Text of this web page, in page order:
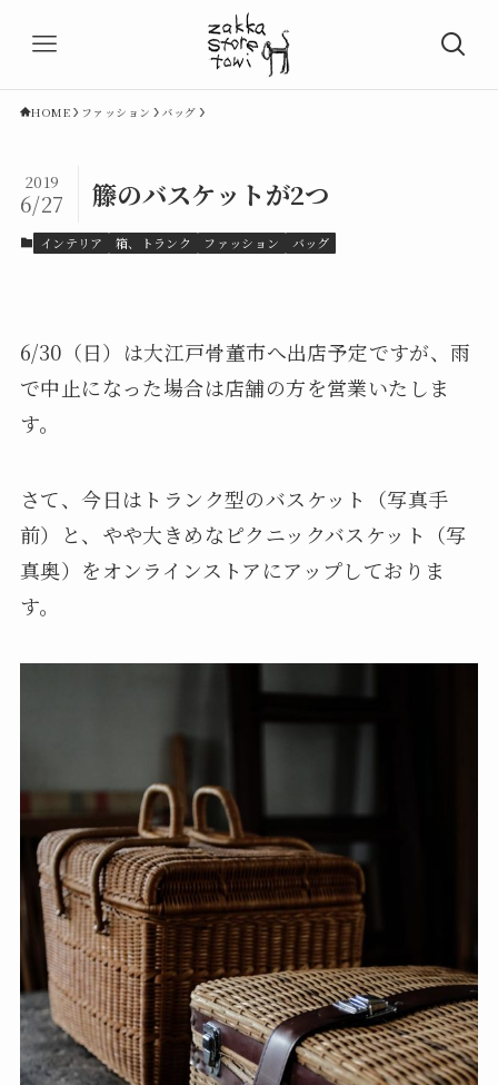
HOME ファッション バッグ
籐のバスケットが2つ
2019
6/27
インテリア 箱、トランク ファッション バッグ
6/30（日）は大江戸骨董市へ出店予定ですが、雨
で中止になった場合は店舗の方を営業いたしま
す。
さて、今日はトランク型のバスケット（写真手
前）と、やや大きめなピクニックバスケット（写
真奥）をオンラインストアにアップしておりま
す。